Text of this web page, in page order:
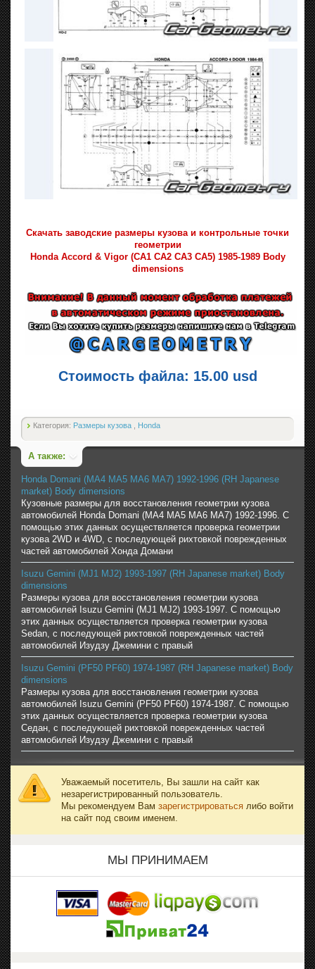
Скачать заводские размеры кузова и контрольные точки
геометрии
Honda Accord & Vigor (CA1 CA2 CA3 CA5) 1985-1989 Body
dimensions
Стоимость файла: 15.00 usd
Категория: Размеры кузова Honda
А также:
Honda Domani (MA4 MA5 MA6 MA7) 1992-1996 (RH Japanese
market) Body dimensions
Кузовные размеры для восстановления геометрии кузова
автомобилей Honda Domani (MA4 MA5 MA6 MA7) 1992-1996. С
помощью этих данных осуществляется проверка геометрии
кузова 2WD и 4WD, с последующей рихтовкой поврежденных
частей автомобилей Хонда Домани
Isuzu Gemini (MJ1 MJ2) 1993-1997 (RH Japanese market) Body
dimensions
Размеры кузова для восстановления геометрии кузова
автомобилей Isuzu Gemini (MJ1 MJ2) 1993-1997. С помощью
этих данных осуществляется проверка геометрии кузова
Sedan, с последующей рихтовкой поврежденных частей
автомобилей Изудзу Джемини с правый
Isuzu Gemini (PF50 PF60) 1974-1987 (RH Japanese market) Body
dimensions
Размеры кузова для восстановления геометрии кузова
автомобилей Isuzu Gemini (PF50 PF60) 1974-1987. С помощью
этих данных осуществляется проверка геометрии кузова
Седан, с последующей рихтовкой поврежденных частей
автомобилей Изудзу Джемини с правый
Уважаемый посетитель, Вы зашли на сайт как
незарегистрированный пользователь.
Мы рекомендуем Вам зарегистрироваться либо войти
на сайт под своим именем.
МЫ ПРИНИМАЕМ